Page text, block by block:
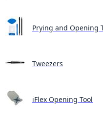
Prying and Opening
Tweezers
iFlex Opening Tool